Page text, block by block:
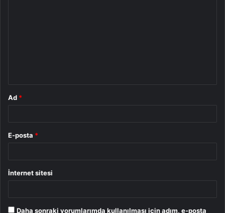
Ad *
E-posta *
İnternet sitesi
Daha sonraki yorumlarımda kullanılması için adım, e-posta